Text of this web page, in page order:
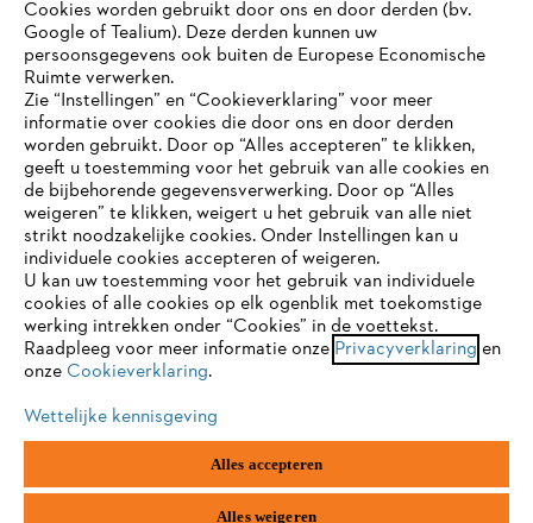
STIHL FAQ
Contact
Gegevensbescherming Impressum
Cookie-informatie Juridische informatie
ANDREAS STIHL NV, Veurtstraat 117, 2870
België/Belgique
VAT Number: BE 0427.714.768
JE BROWSER WORDT NIET
ONDERSTEUND
Je gebruikt een browser die we nog niet ondersteunen. Om
onze website optimaal te kunnen gebruiken, raden we aan dat
je overschakelt op één van de volgende browsers:
firefox
safari edge
Cookies worden gebruikt door ons en door derden (bv.
Google of Tealium). Deze derden kunnen uw
persoonsgegevens ook buiten de Europese Economische
Ruimte verwerken.
Zie “Instellingen” en “Cookieverklaring” voor meer
informatie over cookies die door ons en door derden
worden gebruikt. Door op “Alles accepteren” te klikken,
geeft u toestemming voor het gebruik van alle cookies en
de bijbehorende gegevensverwerking. Door op “Alles
weigeren” te klikken, weigert u het gebruik van alle niet
strikt noodzakelijke cookies. Onder Instellingen kan u
individuele cookies accepteren of weigeren.
U kan uw toestemming voor het gebruik van individuele
cookies of alle cookies op elk ogenblik met toekomstige
werking intrekken onder “Cookies” in de voettekst.
Raadpleeg voor meer informatie onze Privacyverklaring en
onze Cookieverklaring.
Wettelijke kennisgeving
Alles accepteren
Alles weigeren